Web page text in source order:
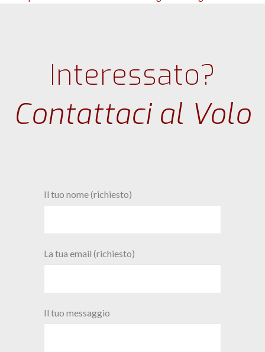
Interessato?
Contattaci al Volo
Il tuo nome (richiesto)
La tua email (richiesto)
Il tuo messaggio